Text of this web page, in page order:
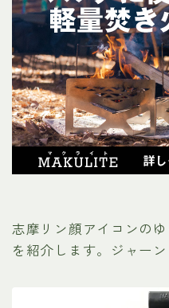
志摩リン顔アイコンの
を紹介します。ジャーン